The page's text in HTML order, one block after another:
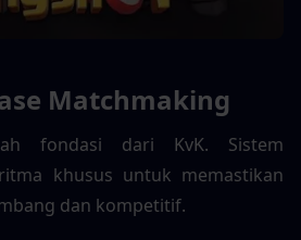
Matchmaking
fondasi dari KvK. Sistem
khusus untuk memastikan
dan kompetitif.